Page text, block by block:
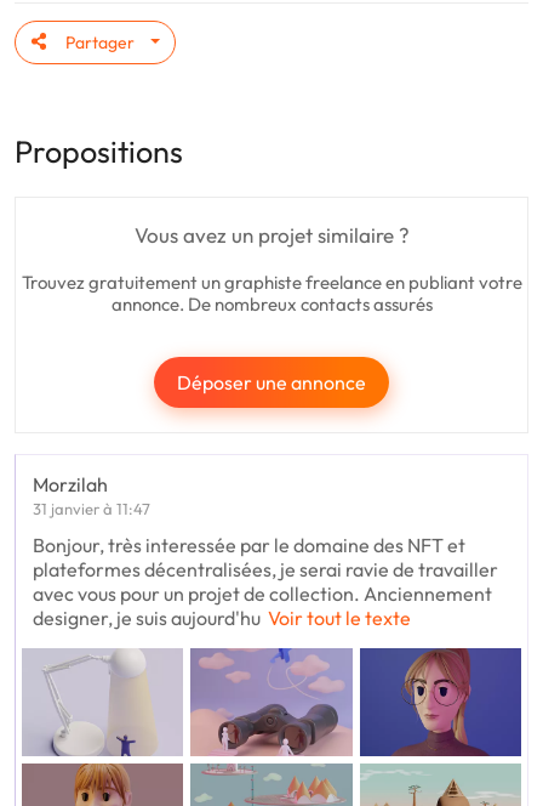
Partager
Propositions
Vous avez un projet similaire ?
Trouvez gratuitement un graphiste freelance en publiant votre
annonce. De nombreux contacts assurés
Déposer une annonce
Morzilah
31 janvier à 11:47
Bonjour, très interessée par le domaine des NFT et
plateformes décentralisées, je serai ravie de travailler
avec vous pour un projet de collection. Anciennement
designer, je suis aujourd'hu Voir tout le texte